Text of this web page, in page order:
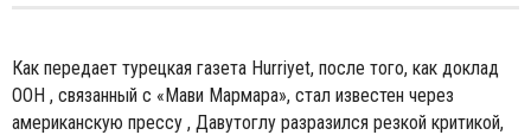
Как передает турецкая газета Hurriyet, после того, как доклад
ООН , связанный с «Мави Мармара», стал известен через
американскую прессу , Давутоглу разразился резкой критикой,